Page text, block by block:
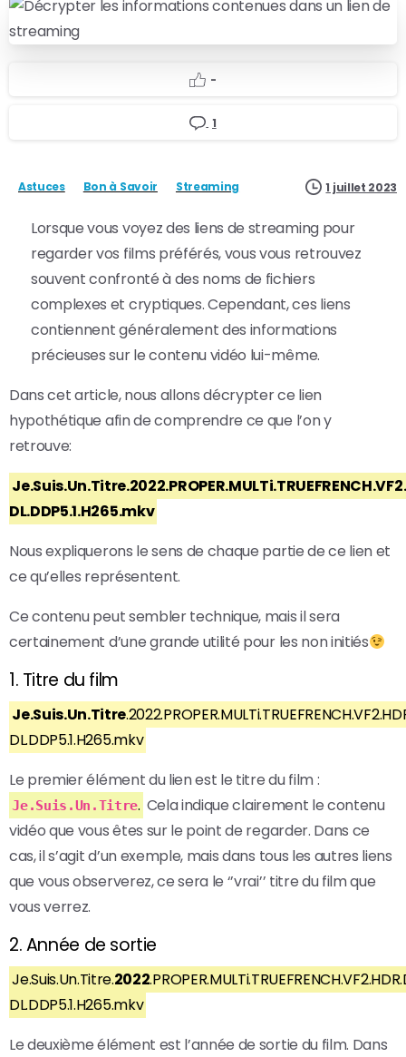
-
1
Astuces Bon à Savoir Streaming 1 juillet 2023
Lorsque vous voyez des liens de streaming pour
regarder vos films préférés, vous vous retrouvez
souvent confronté à des noms de fichiers
complexes et cryptiques. Cependant, ces liens
contiennent généralement des informations
précieuses sur le contenu vidéo lui-même.
Dans cet article, nous allons décrypter ce lien
hypothétique afin de comprendre ce que l’on y
retrouve:
DL.DDP5.1.H265.mkv
Nous expliquerons le sens de chaque partie de ce lien et
ce qu’elles représentent.
Ce contenu peut sembler technique, mais il sera
certainement d’une grande utilité pour les non initiés
1. Titre du film
Je.Suis.Un.Titre
DL.DDP5.1.H265.mkv
Le premier élément du lien est le titre du film :
Je.Suis.Un.Titre. Cela indique clairement le contenu
vidéo que vous êtes sur le point de regarder. Dans ce
cas, il s’agit d’un exemple, mais dans tous les autres liens
que vous observerez, ce sera le ‘’vrai’’ titre du film que
vous verrez.
2. Année de sortie
Je.Suis.Un.Titre.2022
DL.DDP5.1.H265.mkv
Le deuxième élément est l’année de sortie du film. Dans